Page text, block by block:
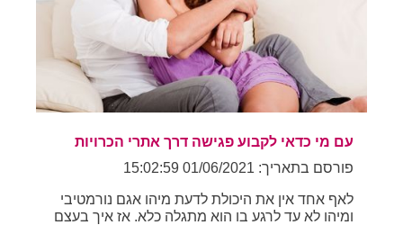
עם מי כדאי לקבוע פגישה דרך אתרי הכרויות
פורסם בתאריך: 01/06/2021 15:02:59
לאף אחד אין את היכולת לדעת מיהו אגם נורמטיבי
ומיהו לא עד לרגע בו הוא מתגלה כלא. אז איך בעצם